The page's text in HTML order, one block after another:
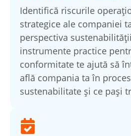
Identifică riscurile
strategice ale companiei
perspectiva
instrumente practice
conformitate te ajută să
află compania ta în
sustenabilitate și ce pași